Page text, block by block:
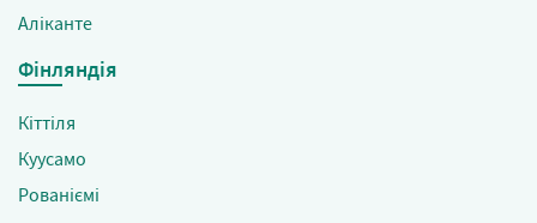
Аліканте
Фінляндія
Кіттіля
Куусамо
Рованіємі